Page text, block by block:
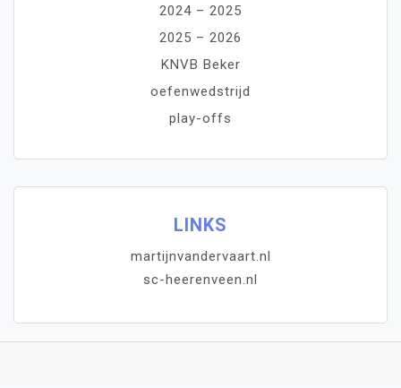
2024 – 2025
2025 – 2026
KNVB Beker
oefenwedstrijd
play-offs
LINKS
martijnvandervaart.nl
sc-heerenveen.nl